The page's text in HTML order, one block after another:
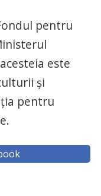
pentru
este
și
pentru